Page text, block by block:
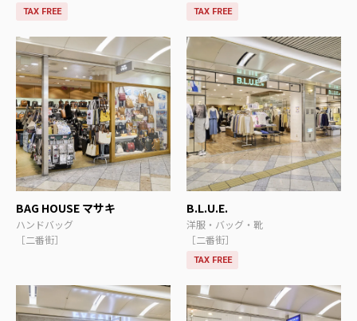
TAX FREE TAX FREE
BAG HOUSE マサキ
ハンドバッグ
［二番街］
B.L.U.E.
洋服・バッグ・靴
［二番街］
TAX FREE